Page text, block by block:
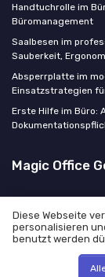
Handtuchrolle im
Büromanagement
Saalbesen im
Sauberkeit,
Absperrplatte im
Einsatzstrategien
Erste Hilfe im Büro:
Magic Office
Diese Webseite
personalisieren
benutzt werden